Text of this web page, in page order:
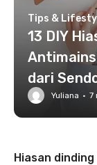
Tips &
13 DIY
dari
Yuliana · 7
Hiasan